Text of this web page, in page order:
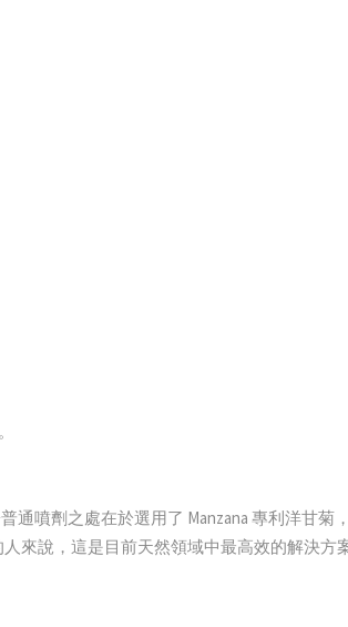
通噴劑之處在於選用了 Manzana 專利洋甘菊
來說，這是目前天然領域中最高效的解決方案